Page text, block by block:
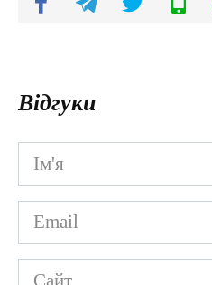
Відгуки
Ім'я
*
Email
*
Сайт